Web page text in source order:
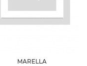
MARELLA